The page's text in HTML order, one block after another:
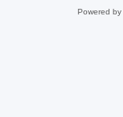
Powered by